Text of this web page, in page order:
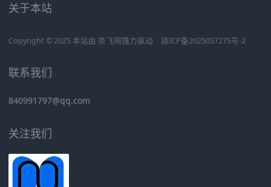
关于本站
Copyright © 2025 本站由 奈飞网强力驱动 琼ICP备2025057275号-2
联系我们
840991797@qq.com
关注我们